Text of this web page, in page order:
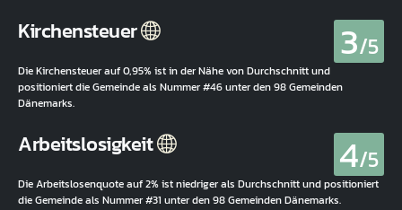
Kirchensteuer 3/5
Die Kirchensteuer auf 0,95% ist in der Nähe von Durchschnitt und
positioniert die Gemeinde als Nummer #46 unter den 98 Gemeinden
Dänemarks.
Arbeitslosigkeit 4/5
Die Arbeitslosenquote auf 2% ist niedriger als Durchschnitt und positioniert
die Gemeinde als Nummer #31 unter den 98 Gemeinden Dänemarks.